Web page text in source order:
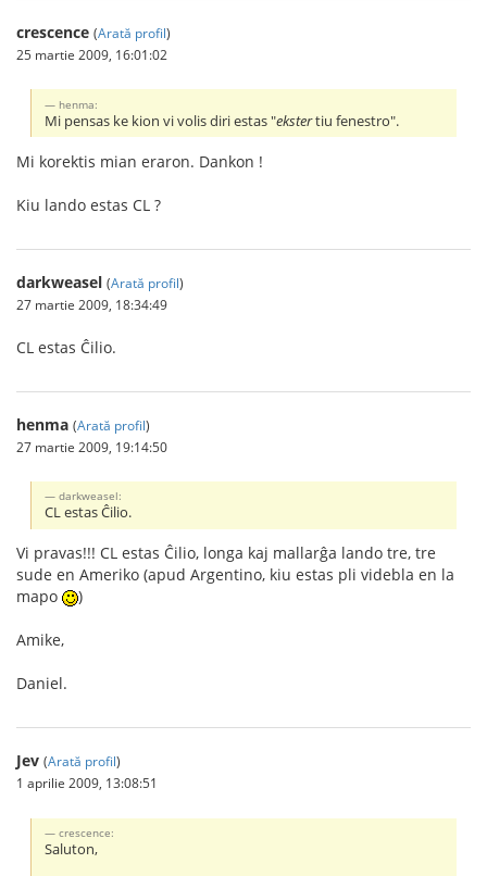
crescence (Arată profil)
25 martie 2009, 16:01:02
henma:
Mi pensas ke kion vi volis diri estas "ekstertiu fenestro".
Mi korektis mian eraron. Dankon !
Kiu lando estas CL ?
darkweasel (Arată profil)
27 martie 2009, 18:34:49
CL estas Ĉilio.
henma (Arată profil)
27 martie 2009, 19:14:50
darkweasel:
CL estas Ĉilio.
Vi pravas!!! CL estas Ĉilio, longa kaj mallarĝa lando tre, tre
sude en Ameriko (apud Argentino, kiu estas pli videbla en la
mapo
)
Amike,
Daniel.
Jev (Arată profil)
1 aprilie 2009, 13:08:51
crescence:
Saluton,